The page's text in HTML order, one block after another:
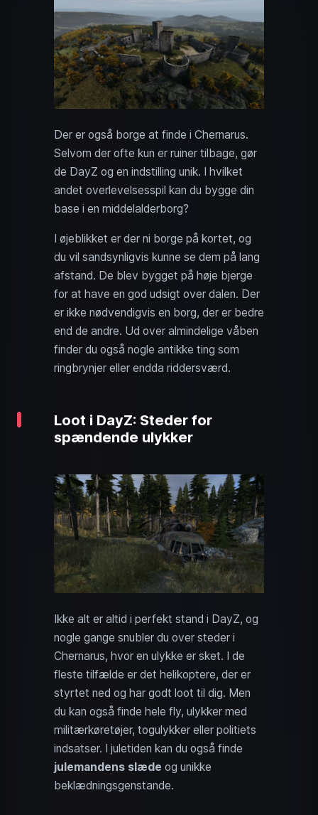
Der er også borge at finde i Chernarus.
Selvom der ofte kun er ruiner tilbage, gør
de DayZ og en indstilling unik. I hvilket
andet overlevelsesspil kan du bygge din
base i en middelalderborg?
I øjeblikket er der ni borge på kortet, og
du vil sandsynligvis kunne se dem på lang
afstand. De blev bygget på høje bjerge
for at have en god udsigt over dalen. Der
er ikke nødvendigvis en borg, der er bedre
end de andre. Ud over almindelige våben
finder du også nogle antikke ting som
ringbrynjer eller endda riddersværd.
Loot i DayZ: Steder for
spændende ulykker
Ikke alt er altid i perfekt stand i DayZ, og
nogle gange snubler du over steder i
Chernarus, hvor en ulykke er sket. I de
fleste tilfælde er det helikoptere, der er
styrtet ned og har godt loot til dig. Men
du kan også finde hele fly, ulykker med
militærkøretøjer, togulykker eller politiets
indsatser. I juletiden kan du også finde
julemandens slæde og unikke
beklædningsgenstande.